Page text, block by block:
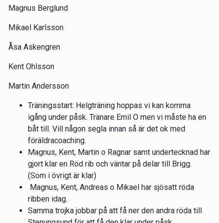
Magnus Berglund
Mikael Karlsson
Åsa Askengren
Kent Ohlsson
Martin Andersson
Träningsstart: Helgträning hoppas vi kan komma
igång under påsk. Tränare Emil O men vi måste ha en
båt till. Vill någon segla innan så är det ok med
föräldracoaching.
Magnus, Kent, Martin o Ragnar samt undertecknad har
gjort klar en Röd rib och väntar på delar till Brigg.
(Som i övrigt är klar)
Magnus, Kent, Andreas o Mikael har sjösatt röda
ribben idag.
Samma trojka jobbar på att få ner den andra röda till